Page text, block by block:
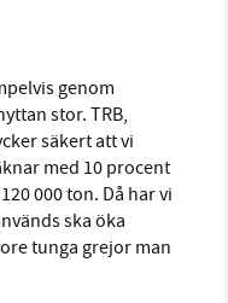
genom
stor. TRB,
säkert att vi
med 10 procent
000 ton. Då har vi
ska öka
tunga grejor man